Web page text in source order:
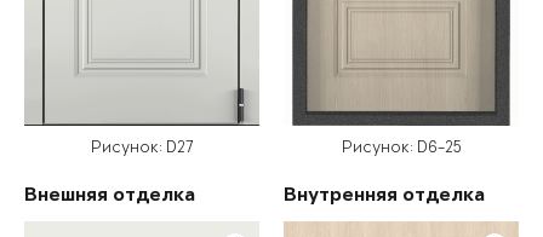
Рисунок: D27
Внешняя отделка
Рисунок: D6-25
Внутренняя отделка